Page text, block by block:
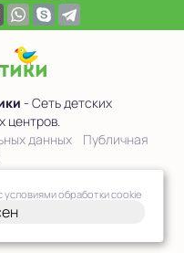
- Сеть детских
центров.
данных
Публичная
организации
условиями обработки cookie